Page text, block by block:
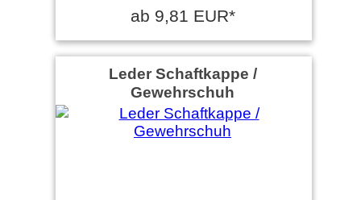
ab 9,81 EUR*
Leder Schaftkappe /
Gewehrschuh